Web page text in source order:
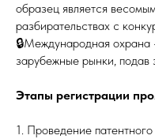
образец является
разбирательствах с
🔒Международная
зарубежные рынки, подав
Этапы регистрации
1. Проведение